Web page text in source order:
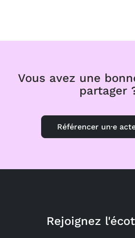
Vous avez une
partager
Référencer un·e
Rejoignez